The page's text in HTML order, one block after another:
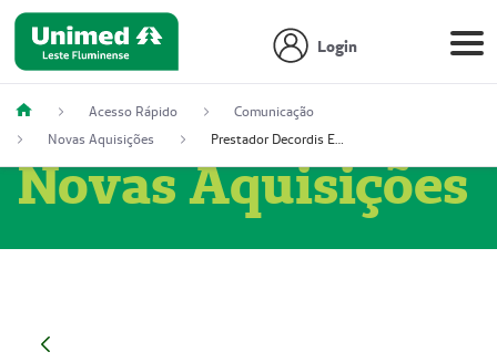
Login
Acesso Rápido
Comunicação
Novas Aquisições
Prestador Decordis Exames Cardiológicos LTDA (51004346-0)
Novas Aquisições